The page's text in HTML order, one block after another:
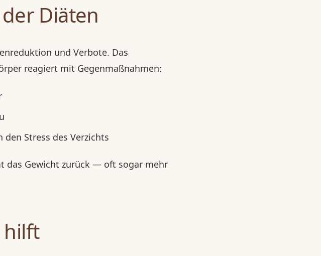
Diäten
und Verbote. Das
reagiert mit Gegenmaßnahmen:
Stress des Verzichts
das Gewicht zurück — oft sogar mehr
hilft